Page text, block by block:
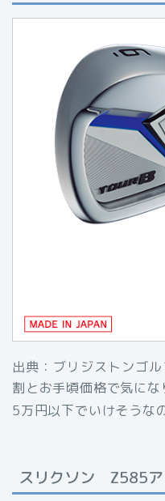
出典：ブリジストンゴ
割とお手頃価格で気に
5万円以下でいけそうな
スリクソン Z585ア